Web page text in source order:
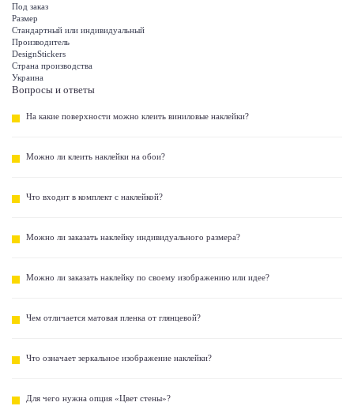
Под заказ
Размер
Стандартный или индивидуальный
Производитель
DesignStickers
Страна производства
Украина
Вопросы и ответы
На какие поверхности можно клеить виниловые наклейки?
Можно ли клеить наклейки на обои?
Что входит в комплект с наклейкой?
Можно ли заказать наклейку индивидуального размера?
Можно ли заказать наклейку по своему изображению или идее?
Чем отличается матовая пленка от глянцевой?
Что означает зеркальное изображение наклейки?
Для чего нужна опция «Цвет стены»?